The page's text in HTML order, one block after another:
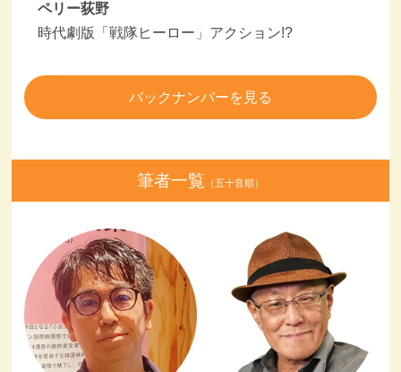
ペリー荻野
時代劇版「戦隊ヒーロー」アクション!?
バックナンバーを見る
筆者一覧 （五十音順）